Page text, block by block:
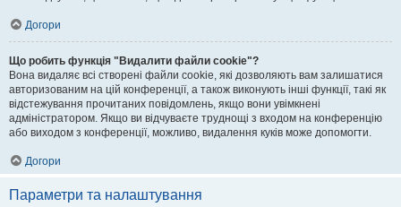
Догори
Що робить функція "Видалити файли cookie"?
Вона видаляє всі створені файли cookie, які дозволяють вам залишатися
авторизованим на цій конференції, а також виконують інші функції, такі як
відстежування прочитаних повідомлень, якщо вони увімкнені
адміністратором. Якщо ви відчуваєте труднощі з входом на конференцію
або виходом з конференції, можливо, видалення куків може допомогти.
Догори
Параметри та налаштування